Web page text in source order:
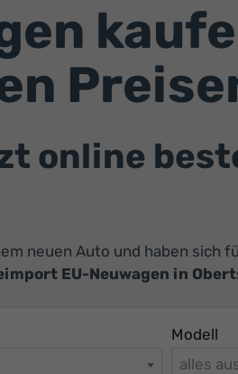
online
neuen Auto und haben sich
EU-Neuwagen in
Modell
alles